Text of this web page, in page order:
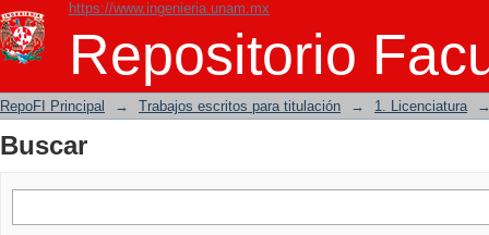
https://www.ingenieria.unam.mx
Repositorio
Buscar
RepoFI Principal → Trabajos escritos para titulación → 1. Licenciatura
Buscar